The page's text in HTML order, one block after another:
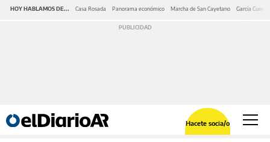
HOY HABLAMOS DE... Casa Rosada Panorama económico Marcha de San Cayetano García Cuerva
Hacete socia/o